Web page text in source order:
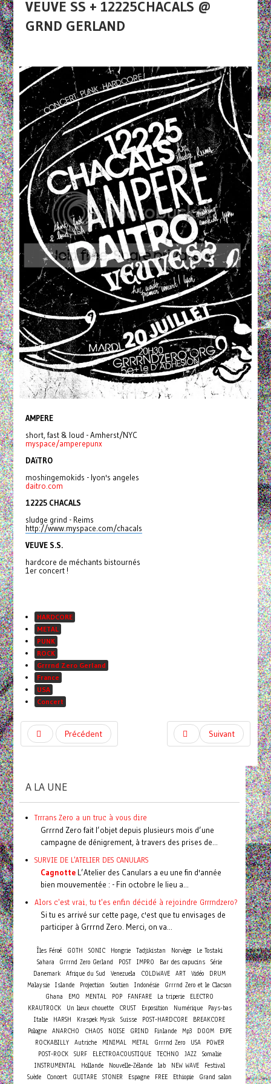
VEUVE SS + 12225CHACALS @
GRND GERLAND
AMPERE
short, fast & loud - Amherst/NYC
myspace/amperepunx
DAïTRO
moshingemokids - lyon's angeles
daitro.com
12225 CHACALS
sludge grind - Reims
http://www.myspace.com/chacals
VEUVE S.S.
hardcore de méchants bistournés
1er concert !
HARDCORE
METAL
PUNK
ROCK
Grrrnd Zero Gerland
France
USA
Concert
Précédent Suivant
A LA UNE
Trrrans Zero a un truc à vous dire
Grrrnd Zero fait l’objet depuis plusieurs mois d’une
campagne de dénigrement, à travers des prises de...
SURVIE DE L'ATELIER DES CANULARS
CagnotteL’Atelier des Canulars a eu une fin d'année
bien mouvementée : - Fin octobre le lieu a...
Alors c'est vrai, tu t'es enfin décidé à rejoindre Grrrndzero?
Si tu es arrivé sur cette page, c'est que tu envisages de
participer à Grrrnd Zero. Merci, on va...
Îles Féroé GOTH SONIC Hongrie Tadjikistan Norvège
Le Tostaki
Sahara
Grrrnd Zero Gerland POST IMPRO Bar des capucins Série
Danemark Afrique du Sud Venezuela COLDWAVE ART Vidéo
DRUM
Malaysie Islande Projection Soutien Indonésie
Grrrnd Zero et le Clacson
Ghana
EMO MENTAL POP FANFARE La triperie
ELECTRO
KRAUTROCK
Un lieux chouette CRUST Exposition Numérique
Pays-bas
Italie
HARSH Kraspek Mysik Suisse POST-HARDCORE
BREAKCORE
Pologne
ANARCHO CHAOS NOISE GRIND Finlande Mp3 DOOM
EXPE
ROCKABILLY
Autriche MINIMAL METAL Grrrnd Zero USA
POWER
POST-ROCK
SURF ELECTROACOUSTIQUE TECHNO JAZZ
Somalie
INSTRUMENTAL
Hollande Nouvelle-Zélande lab NEW WAVE
Festival
Suède
Concert GUITARE STONER Espagne FREE Ethiopie Grand salon